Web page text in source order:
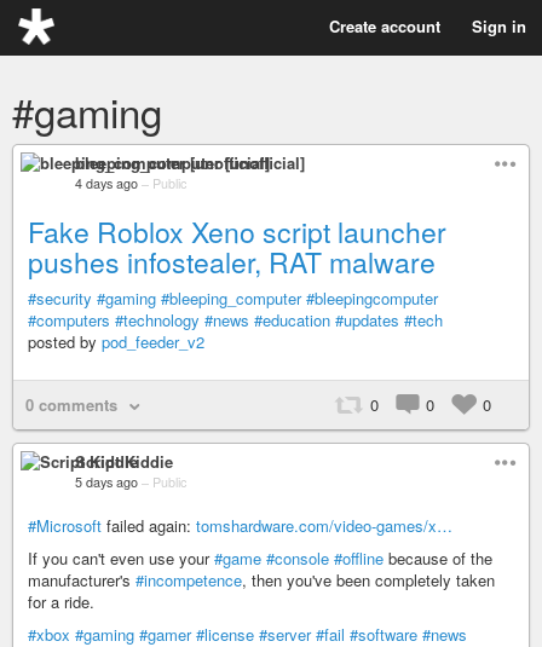
Create account Sign in
#gaming
bleeping_computer [unofficial]
4 days ago – Public
Fake Roblox Xeno script launcher
pushes infostealer, RAT malware
#security #gaming #bleeping_computer #bleepingcomputer
#computers #technology #news #education #updates #tech
posted by pod_feeder_v2
0 comments 0 0 0
Script Kiddie
5 days ago – Public
#Microsoft failed again: tomshardware.com/video-games/x…
If you can't even use your#game #console #offline because of the
manufacturer's #incompetence, then you've been completely taken
for a ride.
#xbox #gaming #gamer #license #server #fail #software #news